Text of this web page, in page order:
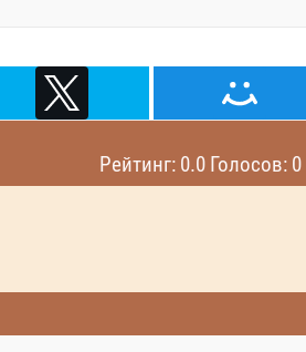
Рейтинг: 0.0 Голосов: 0